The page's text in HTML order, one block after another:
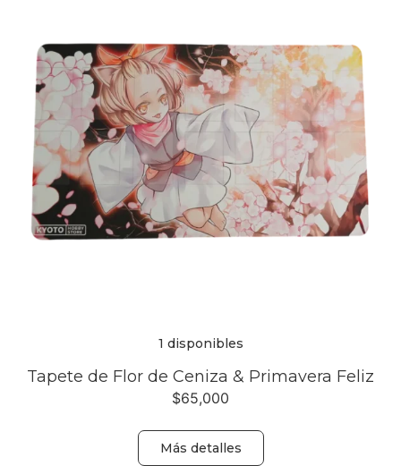
1 disponibles
Tapete de Flor de Ceniza & Primavera Feliz
$65,000
Más detalles